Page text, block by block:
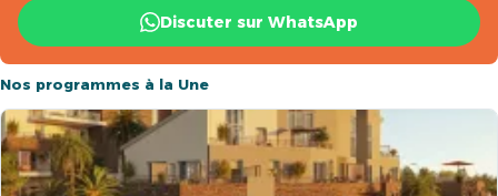
Discuter sur WhatsApp
Nos programmes à la Une